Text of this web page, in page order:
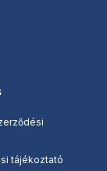
tájékoztató